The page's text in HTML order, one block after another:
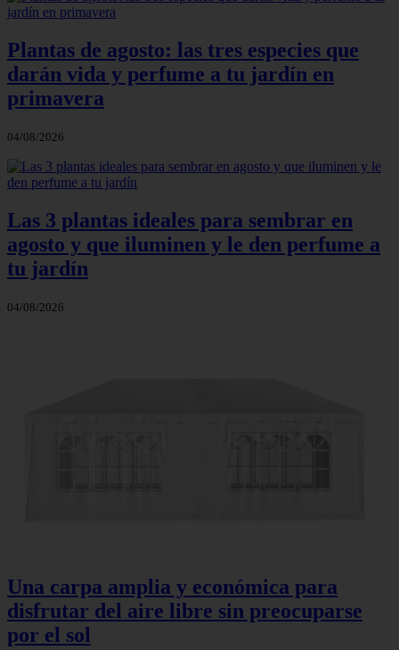
Plantas de agosto: las tres especies que
darán vida y perfume a tu jardín en
primavera
04/08/2026
Las 3 plantas ideales para sembrar en
agosto y que iluminen y le den perfume a
tu jardín
04/08/2026
Una carpa amplia y económica para
disfrutar del aire libre sin preocuparse
por el sol